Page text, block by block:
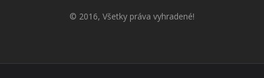
© 2016, Všetky práva vyhradené!